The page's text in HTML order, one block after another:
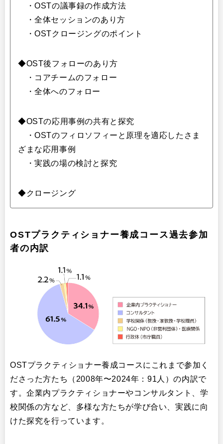
・OSTの議事録の作成方法
・全体セッションのあり方
・OSTクロージングのポイント
◆OST後フォローのあり方
・コアチームのフォロー
・全体へのフォロー
◆OSTの応用事例の共有と探究
・OSTのフィロソフィーと原理を適応したさま
ざまな応用事例
・実践の場の検討と探究
◆クロージング
OSTプラクティショナー養成コース過去参加
者の内訳
OSTプラクティショナー養成コースにこれまで参加く
ださった方たち（2008年〜2024年：91人）の内訳で
す。企業内プラクティショナーやコンサルタント、学
校関係の方など、多様な方たちが学び合い、実践に向
けた探究を行っています。